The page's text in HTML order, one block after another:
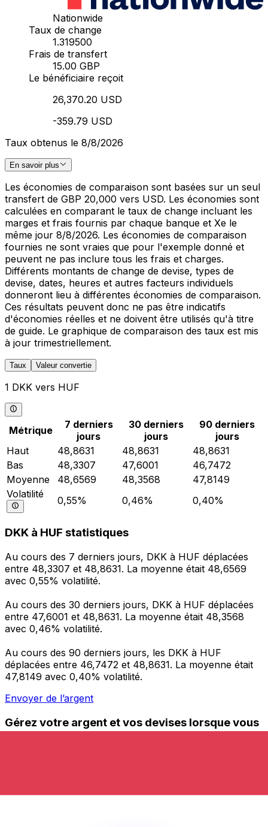
Nationwide
Taux de change
1.319500
Frais de transfert
15.00 GBP
Le bénéficiaire reçoit
26,370.20 USD
-359.79 USD
Taux obtenus le 8/8/2026
En savoir plus
Les économies de comparaison sont basées sur un seul
transfert de GBP 20,000 vers USD. Les économies sont
calculées en comparant le taux de change incluant les
marges et frais fournis par chaque banque et Xe le
même jour 8/8/2026. Les économies de comparaison
fournies ne sont vraies que pour l'exemple donné et
peuvent ne pas inclure tous les frais et charges.
Différents montants de change de devise, types de
devise, dates, heures et autres facteurs individuels
donneront lieu à différentes économies de comparaison.
Ces résultats peuvent donc ne pas être indicatifs
d'économies réelles et ne doivent être utilisés qu'à titre
de guide. Le graphique de comparaison des taux est mis
à jour trimestriellement.
Taux Valeur convertie
1 DKK vers HUF
Métrique
7 derniers
jours
30 derniers
jours
90 derniers
jours
Haut
48,8631 48,8631
48,8631
Bas
48,3307 47,6001
46,7472
Moyenne
48,6569 48,3568
47,8149
Volatilité
0,55% 0,46% 0,40%
DKK à HUF statistiques
Au cours des 7 derniers jours, DKK à HUF déplacées
entre 48,3307 et 48,8631. La moyenne était 48,6569
avec 0,55% volatilité.
Au cours des 30 derniers jours, DKK à HUF déplacées
entre 47,6001 et 48,8631. La moyenne était 48,3568
avec 0,46% volatilité.
Au cours des 90 derniers jours, les DKK à HUF
déplacées entre 46,7472 et 48,8631. La moyenne était
47,8149 avec 0,40% volatilité.
Envoyer de l’argent
Gérez votre argent et vos devises lorsque vous
programmez des alertes de taux et transférez de